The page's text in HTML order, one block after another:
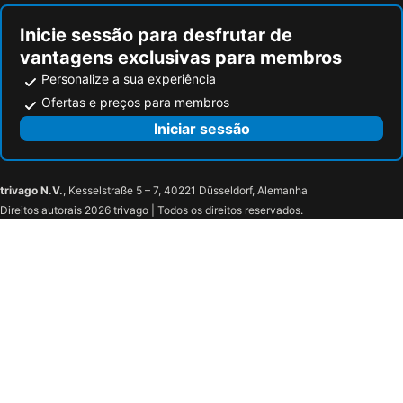
Inicie sessão para desfrutar de
vantagens exclusivas para membros
Personalize a sua experiência
Ofertas e preços para membros
Iniciar sessão
trivago N.V., Kesselstraße 5 – 7, 40221 Düsseldorf, Alemanha
Direitos autorais 2026 trivago | Todos os direitos reservados.